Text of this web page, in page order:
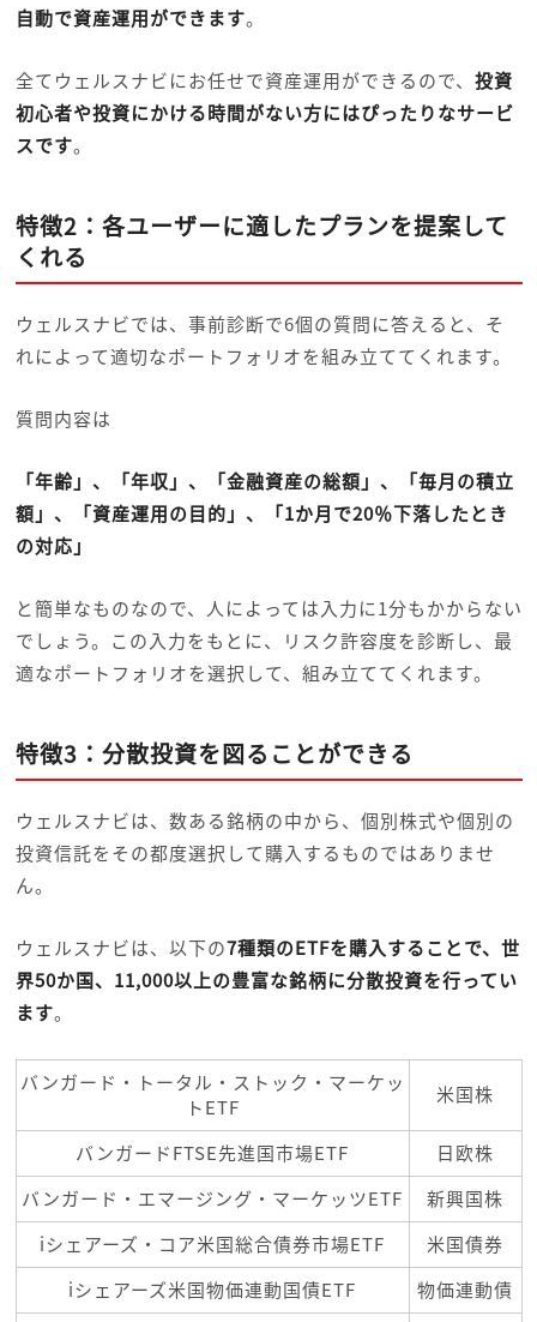
自動で資産運用ができます。
全てウェルスナビにお任せで資産運用ができるので、 投資
初心者や投資にかける時間がない方にはぴったりなサービ
スです。
特徴2：各ユーザーに適したプランを提案して
くれる
ウェルスナビでは、事前診断で6個の質問に答えると、そ
れによって適切なポートフォリオを組み立ててくれます。
質問内容は
「年齢」、「年収」、「金融資産の総額」、「毎月の積立
額」、「資産運用の目的」、「1か月で20％下落したとき
の対応」
と簡単なものなので、人によっては入力に1分もかからない
でしょう。この入力をもとに、リスク許容度を診断し、最
適なポートフォリオを選択して、組み立ててくれます。
特徴3：分散投資を図ることができる
ウェルスナビは、数ある銘柄の中から、個別株式や個別の
投資信託をその都度選択して購入するものではありませ
ん。
ウェルスナビは、以下の7種類のETFを購入することで、世
界50か国、11,000以上の豊富な銘柄に分散投資を行ってい
ます。
バンガード・トータル・ストック・マーケッ
トETF
米国株
バンガードFTSE先進国市場ETF
日欧株
バンガード・エマージング・マーケッツETF
新興国株
iシェアーズ・コア米国総合債券市場ETF
米国債券
iシェアーズ米国物価連動国債ETF
物価連動債